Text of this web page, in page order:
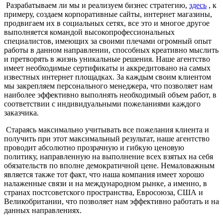
Разрабатываем ли мы и реализуем бизнес стратегию, здесь , к
примеру, создаем корпоративные сайты, интернет магазины,
продвигаем их в социальных сетях, все это и многое другое
выполняется командой высокопрофессиональных
специалистов, имеющих за своими плечами огромный опыт
работы в данном направлении, способных креативно мыслить
и претворять в жизнь уникальные решения. Наше агентство
имеет необходимые сертификаты и аккредитовано на самых
известных интернет площадках. За каждым своим клиентом
мы закрепляем персонального менеджера, что позволяет нам
наиболее эффективно выполнять необходимый объем работ, в
соответствии с индивидуальными пожеланиями каждого
заказчика.
Стараясь максимально учитывать все пожелания клиента и
получить при этот максимальный результат, наше агентство
проводит абсолютно прозрачную и гибкую ценовую
политику, направленную на выполнение всех взятых на себя
обязательств по вполне демократичной цене. Немаловажным
является также тот факт, что наша компания имеет хорошо
налаженные связи и на международном рынке, а именно, в
странах постсоветского пространства, Евросоюза, США и
Великобритании, что позволяет нам эффективно работать и на
данных направлениях.